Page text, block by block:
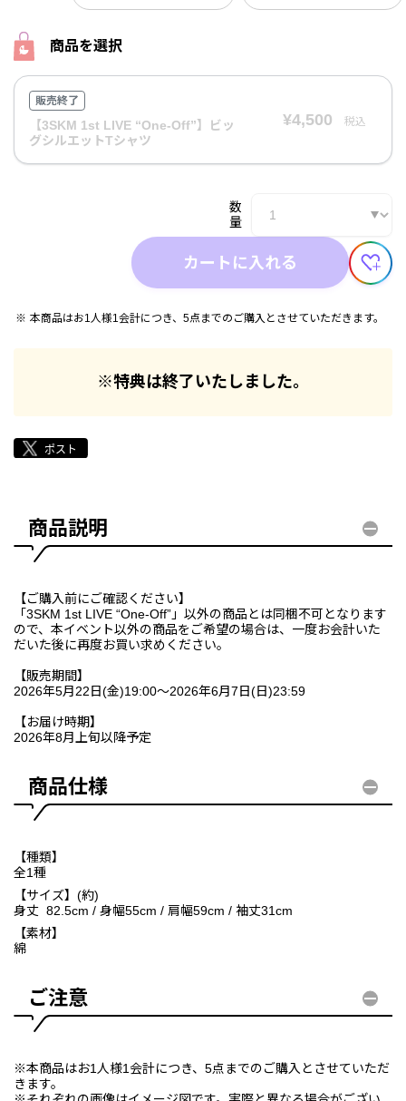
商品を選択
販売終了
【3SKM 1st LIVE “One-Off”】ビッ
グシルエットTシャツ
¥4,500 税込
数
量
カートに入れる
本商品はお1人様1会計につき、5点までのご購入とさせていただきます。
※特典は終了いたしました。
商品説明
【ご購入前にご確認ください】
「3SKM 1st LIVE “One-Off”」以外の商品とは同梱不可となります
ので、本イベント以外の商品をご希望の場合は、一度お会計いた
だいた後に再度お買い求めください。
【販売期間】
2026年5月22日(金)19:00～2026年6月7日(日)23:59
【お届け時期】
2026年8月上旬以降予定
商品仕様
【種類】
全1種
【サイズ】(約)
身丈 82.5cm / 身幅55cm / 肩幅59cm / 袖丈31cm
【素材】
綿
ご注意
※本商品はお1人様1会計につき、5点までのご購入とさせていただ
きます。